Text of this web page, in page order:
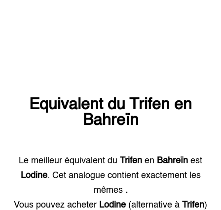
Equivalent du Trifen en
Bahreïn
Le meilleur équivalent du Trifen en Bahreïn est
Lodine. Cet analogue contient exactement les
mêmes .
Vous pouvez acheter Lodine (alternative à Trifen)